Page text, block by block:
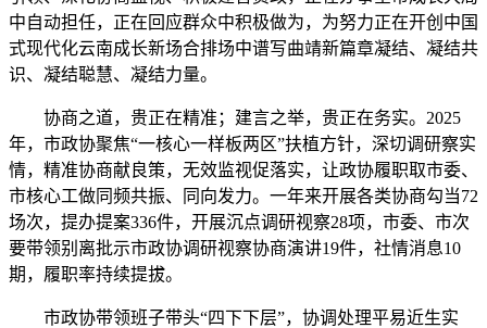
中自动担任，正在回应群众中积极做为，为努力正在开创中国
式现代化云南成长新场合排场中谱写曲靖新篇章凝结、凝结共
识、凝结聪慧、凝结力量。
协商之道，贵正在精准；建言之举，贵正在务实。2025
年，市政协聚焦“一核心一样板两区”扶植方针，深切调研察实
情，精准协商献良策，无效监视促落实，让政协履职取市委、
市核心工做同频共振、同向发力。一年来开展各类协商勾当72
场次，提办提案336件，开展沉点调研视察28项，市委、市次
要带领别离批示市政协调研视察协商演讲19件，社情消息10
期，履职率持续提拔。
市政协带领班子带头“四下下层”，协调处理平易近生实